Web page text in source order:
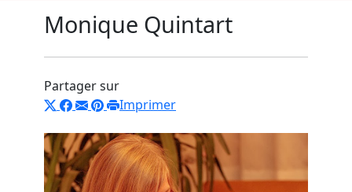
Monique Quintart
Partager sur
Imprimer